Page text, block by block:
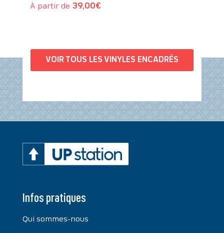
À partir de 39,00€
VOIR TOUS LES VINYLES ENCADRÉS
Infos pratiques
Qui sommes-nous